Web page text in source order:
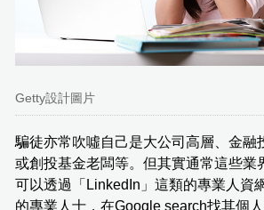
Getty設計圖片
騙徒亦常吹噓自己是大公司高層、金融
或創投基金老闆等。但其實通常這些業
可以透過「LinkedIn」這類的專業人資
的專業人士，在Google search找其個